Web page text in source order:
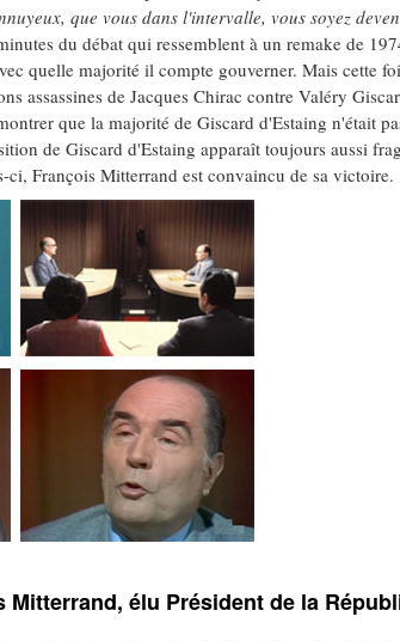
que vous dans l'intervalle, vous soyez
du débat qui ressemblent à un remake de
quelle majorité il compte gouverner. Mais cette
assassines de Jacques Chirac contre Valéry
que la majorité de Giscard d'Estaing n'était
de Giscard d'Estaing apparaît toujours aussi
ci, François Mitterrand est convaincu de sa victoire.
Mitterrand, élu Président de la